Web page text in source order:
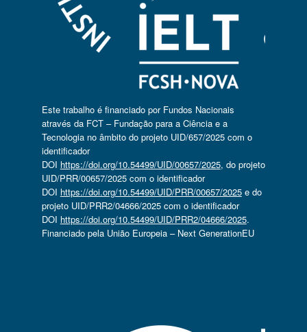
Este trabalho é financiado por Fundos Nacionais
através da FCT – Fundação para a Ciência e a
Tecnologia no âmbito do projeto UID/657/2025 com o
identificador
DOI https://doi.org/10.54499/UID/00657/2025, do projeto
UID/PRR/00657/2025 com o identificador
DOI https://doi.org/10.54499/UID/PRR/00657/2025e do
projeto UID/PRR2/04666/2025 com o identificador
DOI https://doi.org/10.54499/UID/PRR2/04666/2025.
Financiado pela União Europeia – Next GenerationEU